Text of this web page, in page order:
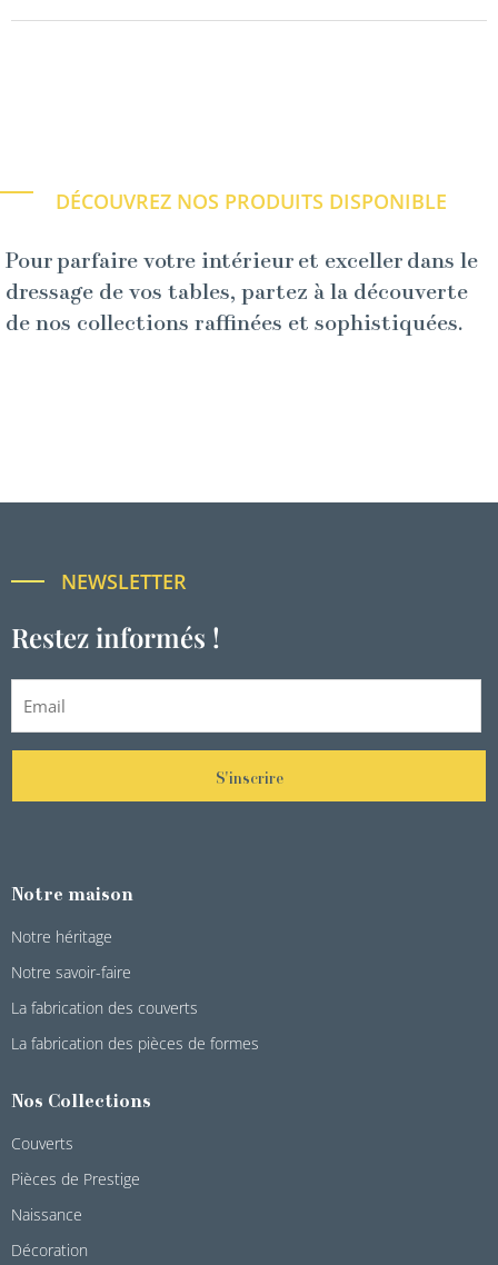
DÉCOUVREZ NOS PRODUITS DISPONIBLE
Pour parfaire votre intérieur et exceller dans le
dressage de vos tables, partez à la découverte
de nos collections raffinées et sophistiquées.
NEWSLETTER
Restez informés !
S'inscrire
Notre maison
Notre héritage
Notre savoir-faire
La fabrication des couverts
La fabrication des pièces de formes
Nos Collections
Couverts
Pièces de Prestige
Naissance
Décoration